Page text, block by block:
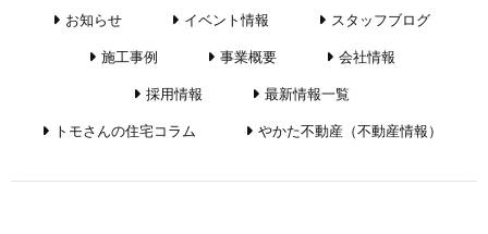
お知らせ イベント情報
スタッフブログ
施工事例
事業概要
会社情報
採用情報
最新情報一覧
トモさんの住宅コラム
やかた不動産（不動産情報）